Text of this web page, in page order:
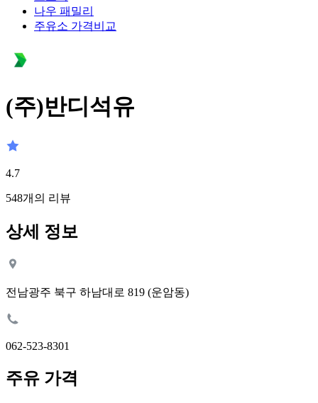
나우 패밀리
주유소 가격비교
(주)반디석유
4.7
548개의 리뷰
상세 정보
전남광주 북구 하남대로 819 (운암동)
062-523-8301
주유 가격